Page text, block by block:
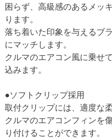
困らず、高級感のあるメッ
ります。
落ち着いた印象を与えるブ
にマッチします。
クルマのエアコン風に乗せ
込みます。
●ソフトクリップ採用
取付クリップには、適度な
クルマのエアコンフィンを
り付けることができます。